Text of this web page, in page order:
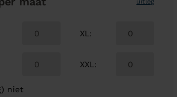
XL :
XXL :
niet